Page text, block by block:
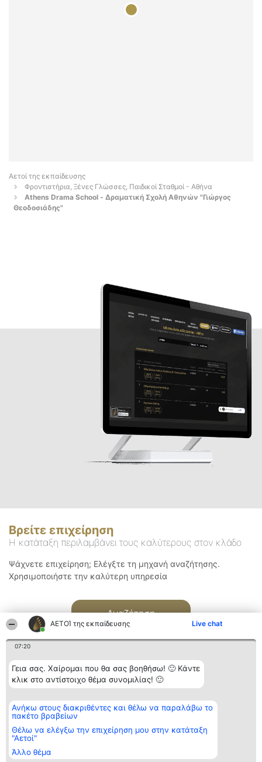
ΑΕΤΟΊ της εκπαίδευσης Live chat
07:20
Γεια σας. Χαίρομαι που θα σας βοηθήσω! 🙂 Κάντε
κλικ στο αντίστοιχο θέμα συνομιλίας! 🙂
Ανήκω στους διακριθέντες και θέλω να παραλάβω το
πακέτο βραβείων
Θέλω να ελέγξω την επιχείρηση μου στην κατάταξη
"Αετοί"
Άλλο θέμα
Αετοί της εκπαίδευσης
Φροντιστήρια, Ξένες Γλώσσες, Παιδικοί Σταθμοί - Αθήνα
Athens Drama School - Δραματική Σχολή Αθηνών "Γιώργος
Θεοδοσιάδης"
Βρείτε επιχείρηση
Η κατάταξη περιλαμβάνει τους καλύτερους στον κλάδο
Ψάχνετε επιχείρηση; Ελέγξτε τη μηχανή αναζήτησης.
Χρησιμοποιήστε την καλύτερη υπηρεσία
Αναζήτηση
Διοργανωτής της
κατάταξης
BEAUTIFUL COMPANY
ΤΗΛ. ΕΠΙΚΟΙΝΩΝΙΑΣ:
2104128019
email:
aetoi@beautifulcompany.co
Κατάταξη
Διακριθέντες
των
διακριθέντων
προϋποθέσεις
Επικοινωνία
Επικοινωνία